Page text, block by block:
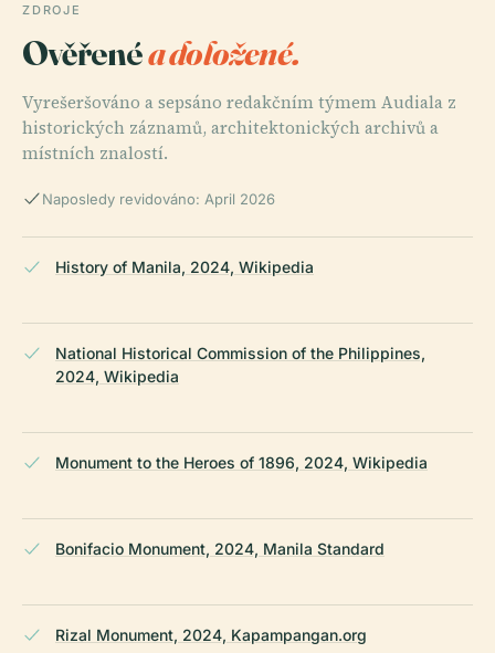
ZDROJE
Ověřenéa doložené.
Vyrešeršováno a sepsáno redakčním týmem Audiala z
historických záznamů, architektonických archivů a
místních znalostí.
Naposledy revidováno: April 2026
History of Manila, 2024, Wikipedia
National Historical Commission of the Philippines,
2024, Wikipedia
Monument to the Heroes of 1896, 2024, Wikipedia
Bonifacio Monument, 2024, Manila Standard
Rizal Monument, 2024, Kapampangan.org